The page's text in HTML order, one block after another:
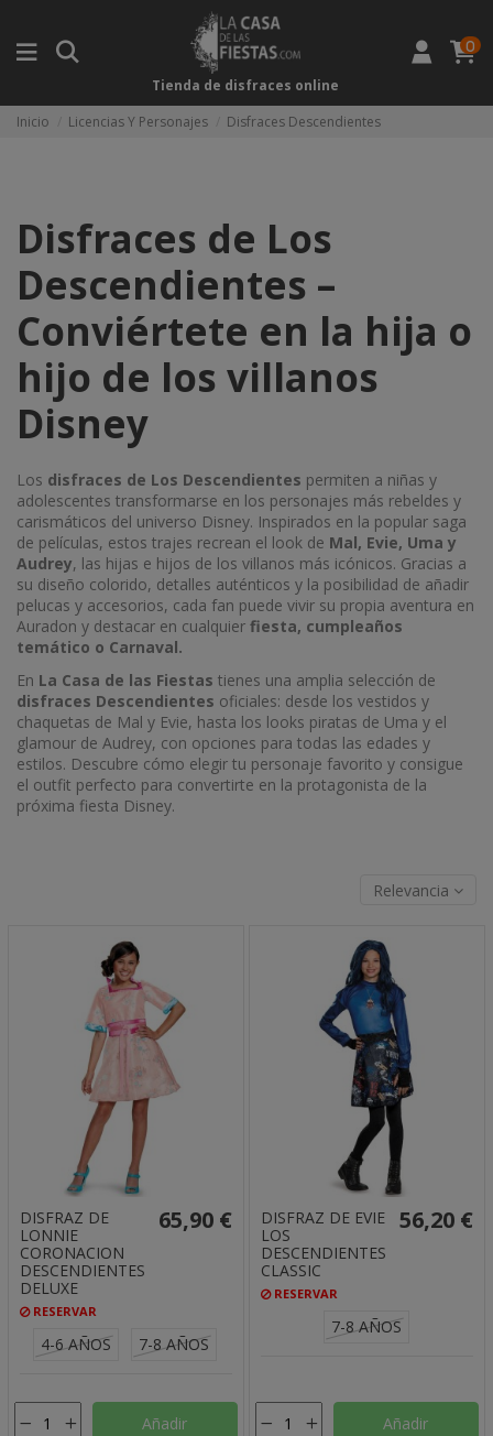
Tienda de disfraces online
0
Inicio Licencias Y Personajes Disfraces Descendientes
Disfraces de Los
Descendientes –
Conviértete en la hija o
hijo de los villanos
Disney
Los disfraces de Los Descendientes permiten a niñas y
adolescentes transformarse en los personajes más rebeldes y
carismáticos del universo Disney. Inspirados en la popular saga
de películas, estos trajes recrean el look de Mal, Evie, Uma y
Audrey, las hijas e hijos de los villanos más icónicos. Gracias a
su diseño colorido, detalles auténticos y la posibilidad de añadir
pelucas y accesorios, cada fan puede vivir su propia aventura en
Auradon y destacar en cualquier fiesta, cumpleaños
temático o Carnaval.
En La Casa de las Fiestas tienes una amplia selección de
disfraces Descendientes oficiales: desde los vestidos y
chaquetas de Mal y Evie, hasta los looks piratas de Uma y el
glamour de Audrey, con opciones para todas las edades y
estilos. Descubre cómo elegir tu personaje favorito y consigue
el outfit perfecto para convertirte en la protagonista de la
próxima fiesta Disney.
Relevancia
DISFRAZ DE
LONNIE
CORONACION
DESCENDIENTES
DELUXE
RESERVAR
65,90 €
4-6 AÑOS 7-8 AÑOS
Añadir
DISFRAZ DE EVIE
LOS
DESCENDIENTES
CLASSIC
RESERVAR
56,20 €
7-8 AÑOS
Añadir